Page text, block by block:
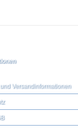
Versandinformationen